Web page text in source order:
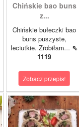
Chińskie bao buns
z...
Chińskie bułeczki bao
buns puszyste,
leciutkie. Zrobiłam... ⇖
1119
Zobacz przepis!